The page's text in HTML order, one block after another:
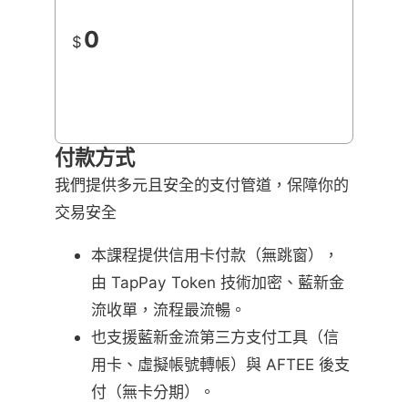
$ 0
付款方式
我們提供多元且安全的支付管道，保障你的
交易安全
本課程提供信用卡付款（無跳窗），
由 TapPay Token 技術加密、藍新金
流收單，流程最流暢。
也支援藍新金流第三方支付工具（信
用卡、虛擬帳號轉帳）與 AFTEE 後支
付（無卡分期）。